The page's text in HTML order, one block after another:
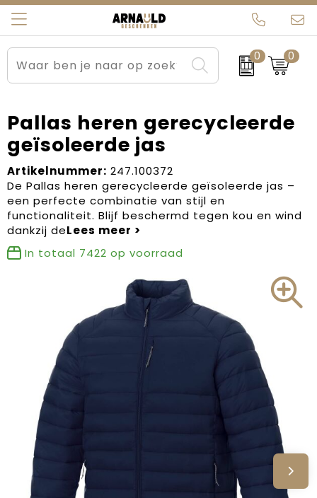
0 0
Relatiegeschenken
Sportkleding
Werkkleding
Kleding en textiel
Tassen
Beurs en Evenementen
Brievenbuspakketten
Carnaval
Dag van de Zorg
Kerstartikelen
Kerstpakketten
Sinterklaas
Verjaardagen
Voetbal, EK en WK
Voor de bouw
Zomergeschenken
Arnauld Kerstpakketten
MijnEigenKadootje
Ons team
Contact
Blogs
Pallas heren gerecycleerde
geïsoleerde jas
Artikelnummer: 247.100372
De Pallas heren gerecycleerde geïsoleerde jas –
een perfecte combinatie van stijl en
functionaliteit. Blijf beschermd tegen kou en wind
dankzij de
In totaal 7422 op voorraad